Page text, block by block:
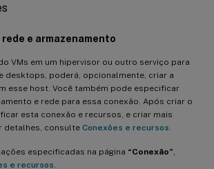
e armazenamento
VMs em um hipervisor ou outro serviço para
desktops, poderá, opcionalmente, criar a
esse host. Você também pode especificar
e rede para essa conexão. Após criar o
esta conexão e recursos, e criar mais
detalhes, consulte Conexões e recursos
especificadas na página “Conexão”
e recursos